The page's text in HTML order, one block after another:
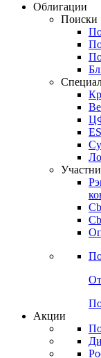
Cbonds
Облигации
Поиски